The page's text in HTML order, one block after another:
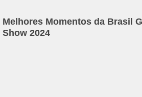
Melhores Momentos da Brasil
Show 2024